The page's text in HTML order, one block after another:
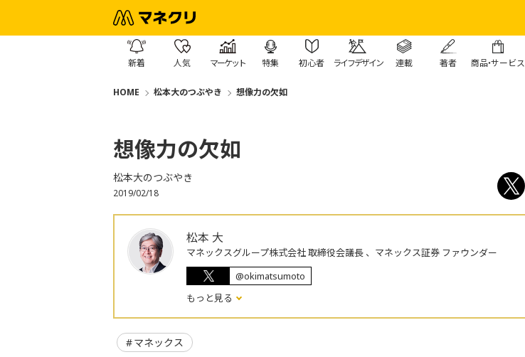
新着 人気 マーケット 特集 初心者 ライフデザイン 連載 著者 商品・サービス
HOME 松本大のつぶやき 想像力の欠如
想像力の欠如
松本大のつぶやき
2019/02/18
松本 大
マネックスグループ株式会社 取締役会議長 、マネックス証券 ファウンダー
@okimatsumoto
もっと見る
マネックス